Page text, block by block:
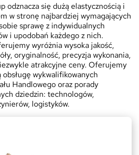
odznacza się dużą elastycznością i
w stronę najbardziej wymagających
sprawę z indywidualnych
i upodobań każdego z nich.
wyróżnia wysoka jakość,
oryginalność, precyzja wykonania,
atrakcyjne ceny. Oferujemy
obsługę wykwalifikowanych
Handlowego oraz porady
dziedzin: technologów,
logistyków.